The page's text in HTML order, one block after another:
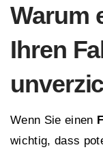
Warum
Ihren
Wenn Sie einen
wichtig, dass